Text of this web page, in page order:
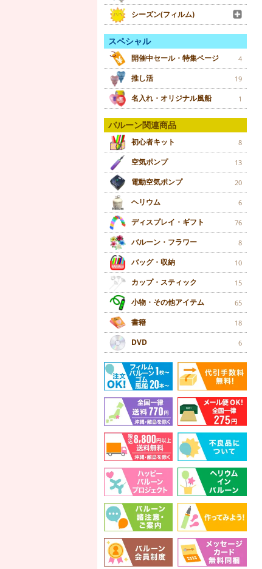
シーズン(フィルム)
スペシャル
開催中セール・特集ページ 4
推し活 19
名入れ・オリジナル風船 1
バルーン関連商品
初心者キット 8
空気ポンプ 13
電動空気ポンプ 20
ヘリウム 6
ディスプレイ・ギフト 76
バルーン・フラワー 8
バッグ・収納 10
カップ・スティック 15
小物・その他アイテム 65
書籍 18
DVD 6